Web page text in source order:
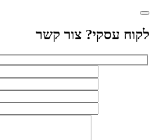
לקוח עסקי? צור קשר